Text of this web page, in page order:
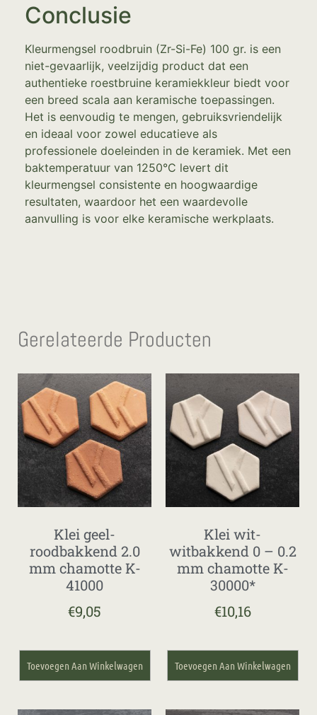
Conclusie
Kleurmengsel roodbruin (Zr-Si-Fe) 100 gr. is een
niet-gevaarlijk, veelzijdig product dat een
authentieke roestbruine keramiekkleur biedt voor
een breed scala aan keramische toepassingen.
Het is eenvoudig te mengen, gebruiksvriendelijk
en ideaal voor zowel educatieve als
professionele doeleinden in de keramiek. Met een
baktemperatuur van 1250°C levert dit
kleurmengsel consistente en hoogwaardige
resultaten, waardoor het een waardevolle
aanvulling is voor elke keramische werkplaats.
Gerelateerde Producten
Klei geel-
roodbakkend 2.0
mm chamotte K-
41000
€9,05
Toevoegen Aan Winkelwagen
Klei wit-
witbakkend 0 – 0.2
mm chamotte K-
30000*
€10,16
Toevoegen Aan Winkelwagen